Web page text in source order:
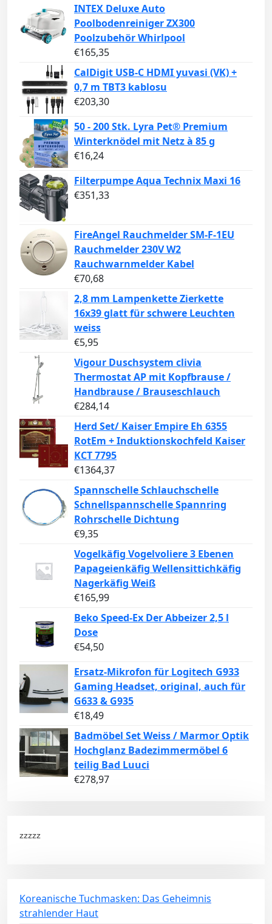
INTEX Deluxe Auto
Poolbodenreiniger ZX300
Poolzubehör Whirlpool
€165,35
CalDigit USB-C HDMI yuvasi (VK) +
0,7 m TBT3 kablosu
€203,30
50 - 200 Stk. Lyra Pet® Premium
Winterknödel mit Netz à 85 g
€16,24
Filterpumpe Aqua Technix Maxi 16
€351,33
FireAngel Rauchmelder SM-F-1EU
Rauchmelder 230V W2
Rauchwarnmelder Kabel
€70,68
2,8 mm Lampenkette Zierkette
16x39 glatt für schwere Leuchten
weiss
€5,95
Vigour Duschsystem clivia
Thermostat AP mit Kopfbrause /
Handbrause / Brauseschlauch
€284,14
Herd Set/ Kaiser Empire Eh 6355
RotEm + Induktionskochfeld Kaiser
KCT 7795
€1364,37
Spannschelle Schlauchschelle
Schnellspannschelle Spannring
Rohrschelle Dichtung
€9,35
Vogelkäfig Vogelvoliere 3 Ebenen
Papageienkäfig Wellensittichkäfig
Nagerkäfig Weiß
€165,99
Beko Speed-Ex Der Abbeizer 2,5 l
Dose
€54,50
Ersatz-Mikrofon für Logitech G933
Gaming Headset, original, auch für
G633 & G935
€18,49
Badmöbel Set Weiss / Marmor Optik
Hochglanz Badezimmermöbel 6
teilig Bad Luuci
€278,97
zzzzz
Koreanische Tuchmasken: Das Geheimnis
strahlender Haut